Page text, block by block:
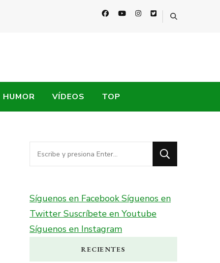
HUMOR VÍDEOS TOP
¿Buscas
algo?
Síguenos en FacebookSíguenos en
Twitter Suscríbete en Youtube
Síguenos en Instagram
RECIENTES